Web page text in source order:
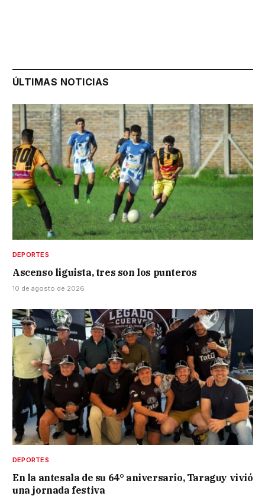
ÚLTIMAS NOTICIAS
DEPORTES
Ascenso liguista, tres son los punteros
10 de agosto de 2026
DEPORTES
En la antesala de su 64° aniversario, Taraguy vivió
una jornada festiva